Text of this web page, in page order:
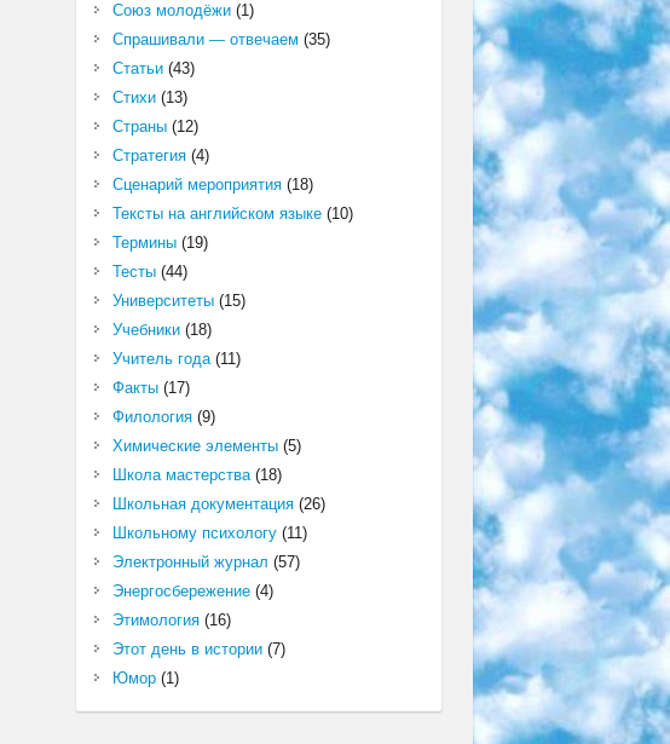
Союз молодёжи(1)
Спрашивали — отвечаем (35)
Статьи(43)
Стихи(13)
Страны(12)
Стратегия(4)
Сценарий мероприятия(18)
Тексты на английском языке(10)
Термины(19)
Тесты(44)
Университеты(15)
Учебники(18)
Учитель года(11)
Факты(17)
Филология(9)
Химические элементы(5)
Школа мастерства(18)
Школьная документация(26)
Школьному психологу(11)
Электронный журнал (57)
Энергосбережение(4)
Этимология(16)
Этот день в истории(7)
Юмор(1)